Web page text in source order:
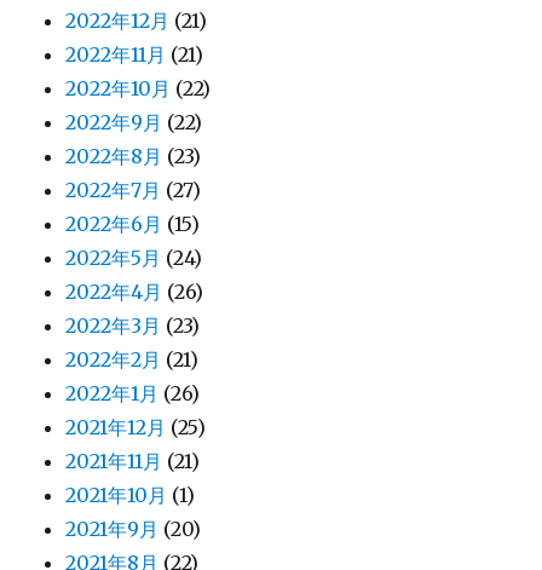
2022年12月 (21)
2022年11月 (21)
2022年10月 (22)
2022年9月 (22)
2022年8月 (23)
2022年7月 (27)
2022年6月 (15)
2022年5月 (24)
2022年4月 (26)
2022年3月 (23)
2022年2月 (21)
2022年1月 (26)
2021年12月 (25)
2021年11月 (21)
2021年10月 (1)
2021年9月 (20)
2021年8月 (22)